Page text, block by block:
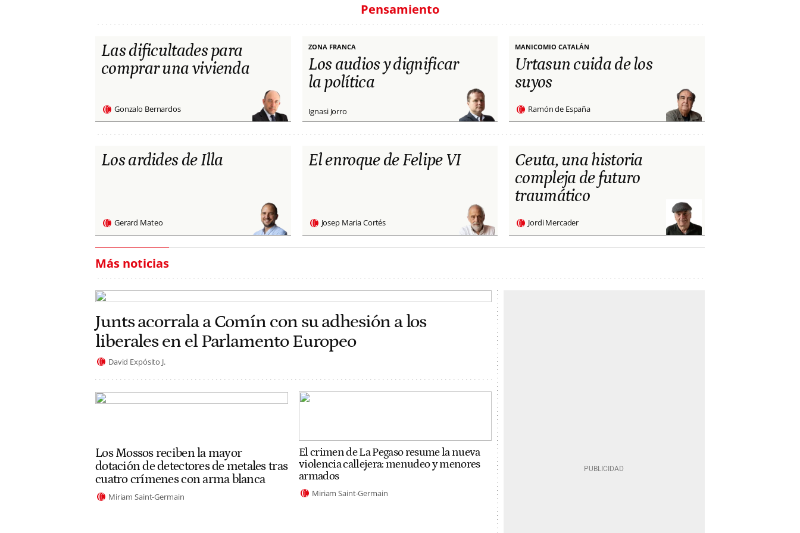
Pensamiento
Las dificultades para
comprar una vivienda
Gonzalo Bernardos
ZONA FRANCA
Los audios y dignificar
la política
Ignasi Jorro
MANICOMIO CATALÁN
Urtasun cuida de los
suyos
Ramón de España
Los ardides de Illa
Gerard Mateo
El enroque de Felipe VI
Josep Maria Cortés
Ceuta, una historia
compleja de futuro
traumático
Jordi Mercader
Más noticias
Junts acorrala a Comín con su adhesión a los
liberales en el Parlamento Europeo
David Expósito J.
Los Mossos reciben la mayor
dotación de detectores de metales tras
cuatro crímenes con arma blanca
Miriam Saint-Germain
El crimen de La Pegaso resume la nueva
violencia callejera: menudeo y menores
armados
Miriam Saint-Germain